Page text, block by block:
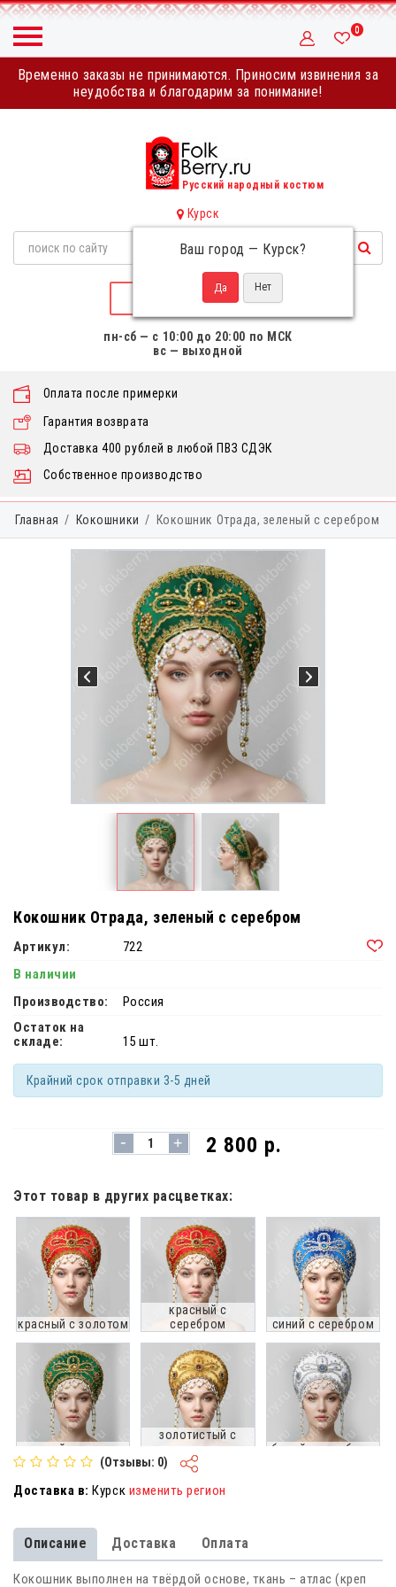
Временно заказы не принимаются. Приносим извинения за
неудобства и благодарим за понимание!
0
Русский народный костюм
Курск
Ваш город — Курск?
НАПИСАТЬ НАМ
пн-сб — с 10:00 до 20:00 по МСК
вс — выходной
Собственное производство
Оплата после примерки
Гарантия возврата
Доставка 400 рублей в любой ПВЗ СДЭК
Главная Кокошники Кокошник Отрада, зеленый с серебром
Кокошник Отрада, зеленый с серебром
Артикул:
722
В наличии
Производство:
Россия
Остаток на
складе:
15 шт.
Крайний срок отправки 3-5 дней
- + 2 800 р.
Этот товар в других расцветках:
красный с золотом
красный с
серебром
синий с серебром
зеленый с золотом
золотистый с
золотом
белый с серебром
белый с золотом
(Отзывы: 0)
Доставка в: Курск изменить регион
Описание Доставка Оплата
Кокошник выполнен на твёрдой основе, ткань – атлас (креп